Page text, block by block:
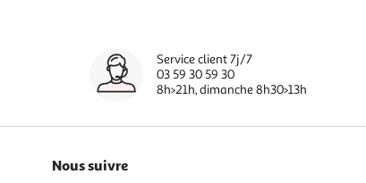
Service client 7j/7
03 59 30 59 30
8h>21h, dimanche 8h30>13h
Nous suivre